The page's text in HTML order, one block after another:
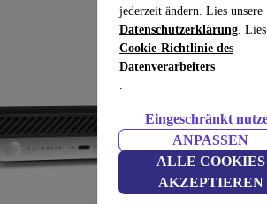
jederzeit ändern. Lies unsere
Datenschutzerklärung.
Cookie-Richtlinie des
Datenverarbeiters
.
Eingeschränkt
ANPASSEN
ALLE COOKIES
AKZEPTIEREN